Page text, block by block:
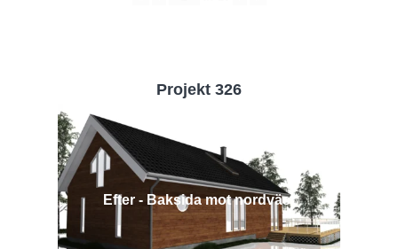
Projekt 326
Efter - Baksida mot nordväst